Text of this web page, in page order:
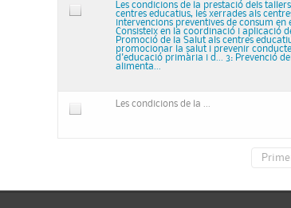
Les condicions de la prestació dels
centres educatius, les xerrades als
intervencions preventives de consum
Consisteix en la coordinació i aplicació
Promoció de la Salut als centres
promocionar la salut i prevenir
d'educació primària i d... 3: Prevenció
alimenta...
Les condicions de la ...